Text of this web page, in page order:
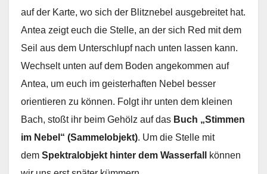
auf der Karte, wo sich der Blitznebel ausgebreitet hat.
Antea zeigt euch die Stelle, an der sich Red mit dem
Seil aus dem Unterschlupf nach unten lassen kann.
Wechselt unten auf dem Boden angekommen auf
Antea, um euch im geisterhaften Nebel besser
orientieren zu können. Folgt ihr unten dem kleinen
Bach, stoßt ihr beim Gehölz auf das Buch „Stimmen
im Nebel“ (Sammelobjekt). Um die Stelle mit
dem Spektralobjekt hinter dem Wasserfall
können